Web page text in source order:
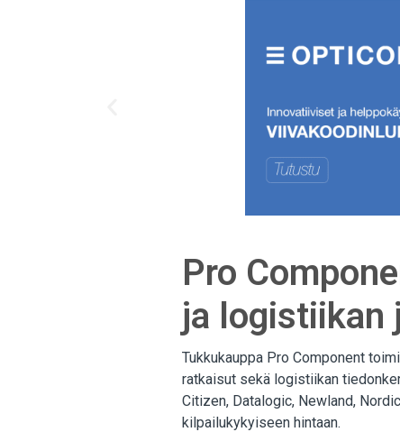
Pro
ja logistiikan
Tukkukauppa Pro Component
ratkaisut sekä logistiikan
Citizen, Datalogic, Newland,
kilpailukykyiseen hintaan.